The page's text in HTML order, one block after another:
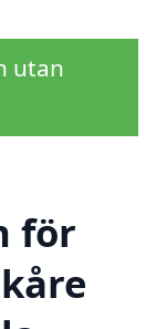
utan
för